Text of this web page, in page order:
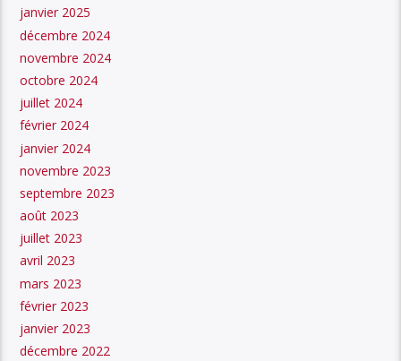
janvier 2025
décembre 2024
novembre 2024
octobre 2024
juillet 2024
février 2024
janvier 2024
novembre 2023
septembre 2023
août 2023
juillet 2023
avril 2023
mars 2023
février 2023
janvier 2023
décembre 2022